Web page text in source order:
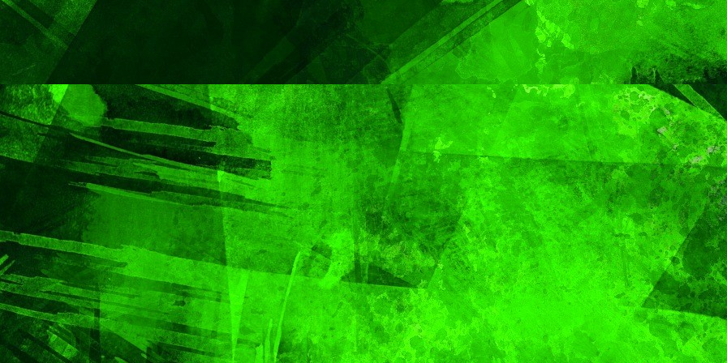
Capital
Pepe
MUNDO
Sacerdote de
Puebla se
MUNDO PORTADA
Aún